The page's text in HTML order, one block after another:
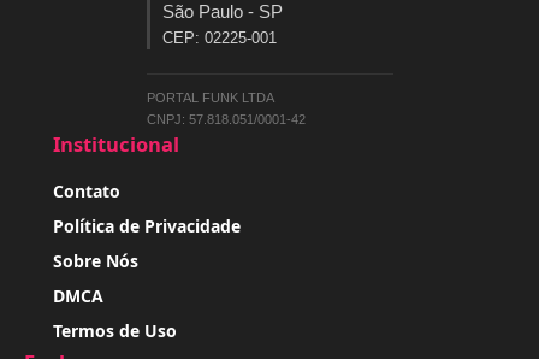
São Paulo - SP
CEP: 02225-001
PORTAL FUNK LTDA
CNPJ: 57.818.051/0001-42
Institucional
Contato
Política de Privacidade
Sobre Nós
DMCA
Termos de Uso